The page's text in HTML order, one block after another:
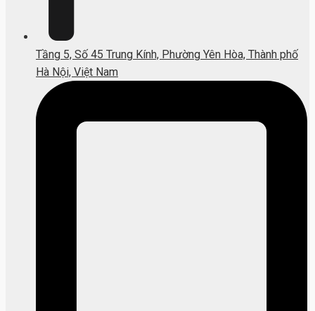
Tầng 5, Số 45 Trung Kính, Phường Yên Hòa, Thành phố
Hà Nội, Việt Nam